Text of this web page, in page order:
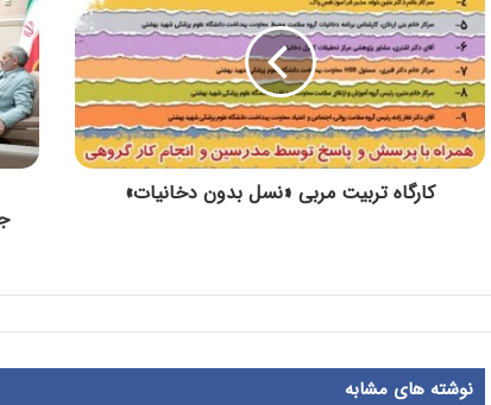
کارگاه تربیت مربی «نسل بدون دخانیات»
نوشته های مشابه